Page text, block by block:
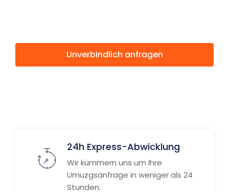
Unverbindlich anfragen
24h Express-Abwicklung
Wir kümmern uns um Ihre
Umuzgsanfrage in weniger als 24
Stunden.